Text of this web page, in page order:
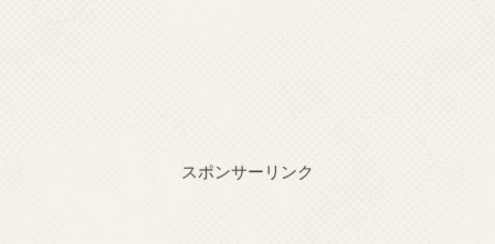
スポンサーリンク